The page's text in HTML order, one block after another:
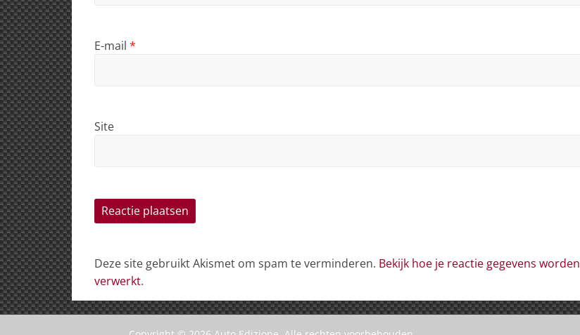
E-mail *
Site
Deze site gebruikt Akismet om spam te verminderen. Bekijk hoe je reactie gegevens worden
verwerkt.